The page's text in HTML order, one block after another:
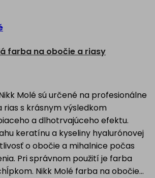
farba na obočie a riasy
Molé sú určené na profesionálne
s krásnym výsledkom
a dlhotrvajúceho efektu.
keratínu a kyseliny hyalurónovej
o obočie a mihalnice počas
Pri správnom použití je farba
Nikk Molé farba na obočie...